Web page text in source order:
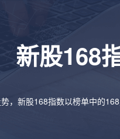
新股168
，新股168指数以榜单中的